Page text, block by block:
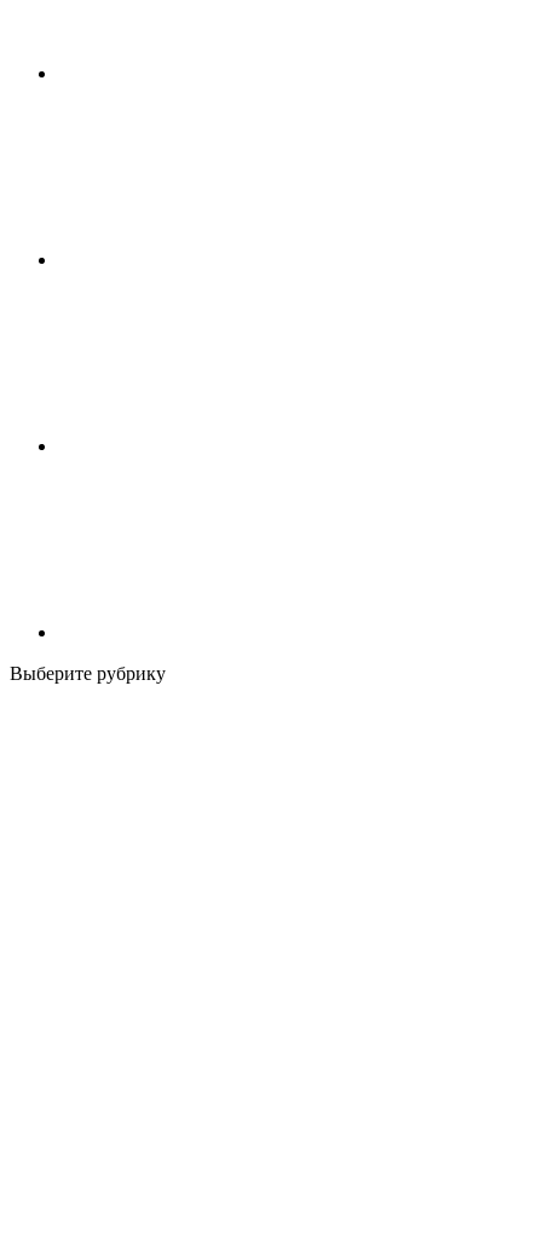
Выберите рубрику